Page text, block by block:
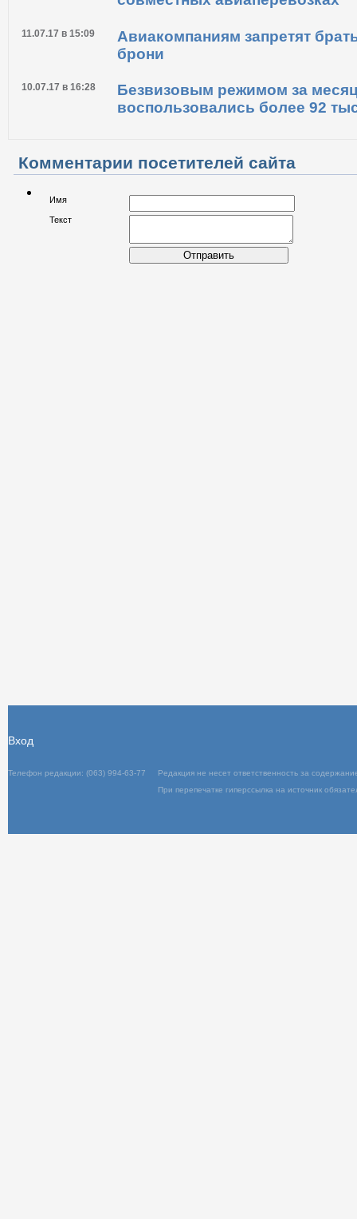
11.07.17 в 15:09
Авиакомпаниям запретят
брони
10.07.17 в 16:28
Безвизовым режимом за
воспользовались более 92
Комментарии посетителей сайта
Имя
Текст
Отправить
Телефон редакции: (063) 994-63-77
При